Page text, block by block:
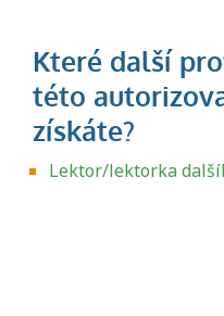
Lektor/lektorka
Projděte si